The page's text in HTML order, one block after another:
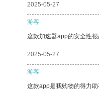
2025-05-27
游客
这款加速器app的安全性
2025-05-27
游客
这款app是我购物的得力